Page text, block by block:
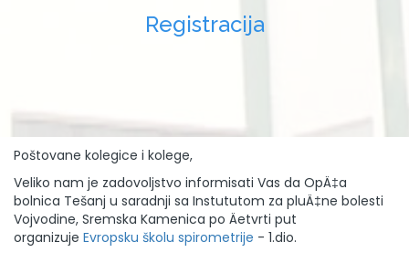
Registracija
Poštovane kolegice i kolege,
Veliko nam je zadovoljstvo informisati Vas da OpÄ‡a
bolnica Tešanj u saradnji sa Instututom za pluÄ‡ne bolesti
Vojvodine, Sremska Kamenica po Äetvrti put
organizuje Evropsku školu spirometrije - 1.dio.